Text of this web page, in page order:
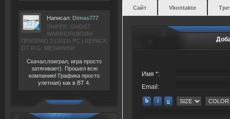
Написал: Dimas777
SNIPER: GHOST
WARRIOR(ВОИН
ПРИЗРАК) 2 (2013) РС | REPACK
ОТ R.G. МЕХАНИКИ
Скачал,поиграл, игра просто
затягивает). Прошел всю
компанию! Графика просто
улетная) как в BT 4.
Сайт
Vkontakte
Имя *:
Email: